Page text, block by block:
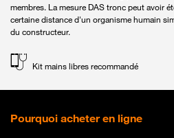
membres. La mesure DAS tronc peut avoir
certaine distance d'un organisme humain
du constructeur.
Kit mains libres recommandé
Pourquoi acheter en ligne